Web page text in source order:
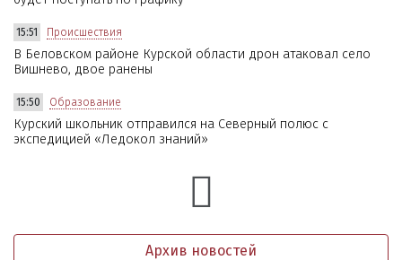
15:51 Происшествия
В Беловском районе Курской области дрон атаковал село
Вишнево, двое ранены
15:50 Образование
Курский школьник отправился на Северный полюс с
экспедицией «Ледокол знаний»
Архив новостей